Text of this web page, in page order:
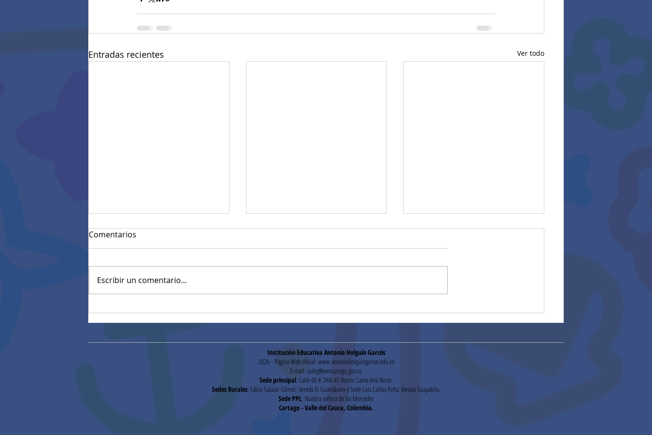
Entradas recientes Ver todo
de Rectoría
¡Gracias!
Comentarios
Escribir un comentario...
Institución Educativa Antonio Holguín Garcés
2026 - Página Web oficial: www.antonioholguingarces.edu.co
E-mail: ieahg@semcartago.gov.co
Sede principal: Calle 48 # 2AN-45 Barrio Santa Ana Norte.
Sedes Rurales: Fabio Salazar Gómez: Vereda El Guanábano y Sede Luis Carlos Peña: Vereda Guayabito.
Sede PPL: Nuestra señora de las Mercedes
Cartago - Valle del Cauca, Colombia.